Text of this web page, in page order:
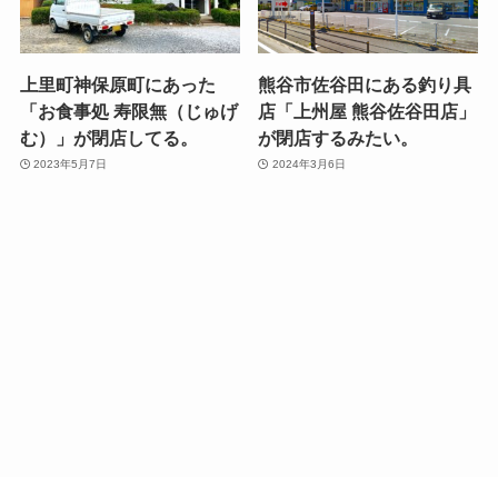
上里町神保原町にあった
「お食事処 寿限無（じゅげ
む）」が閉店してる。
2023年5月7日
熊谷市佐谷田にある釣り具
店「上州屋 熊谷佐谷田店」
が閉店するみたい。
2024年3月6日